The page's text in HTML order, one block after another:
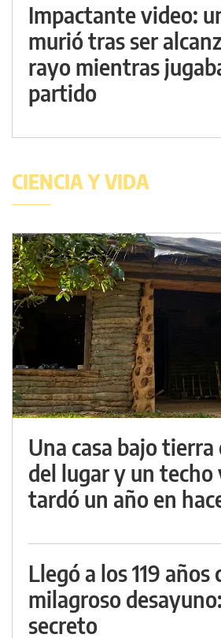
Impactante video:
murió tras ser
rayo mientras
partido
CIENCIA Y VIDA
Una casa bajo
del lugar y un techo
tardó un año en
Llegó a los 119 años
milagroso
secreto